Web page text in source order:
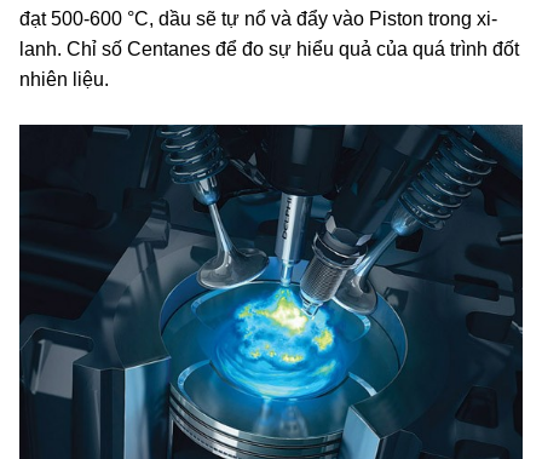
đạt 500-600 °C, dầu sẽ tự nổ và đẩy vào Piston trong xi-
lanh. Chỉ số Centanes để đo sự hiểu quả của quá trình đốt
nhiên liệu.